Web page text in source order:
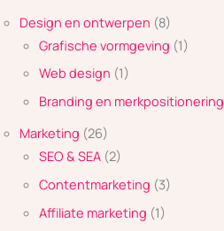
Design en ontwerpen (8)
Grafische vormgeving (1)
Web design (1)
Branding en merkpositionering
Marketing (26)
SEO & SEA (2)
Contentmarketing (3)
Affiliate marketing (1)